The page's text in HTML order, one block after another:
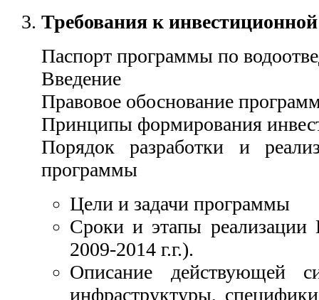
Требования к
Паспорт программы по
Введение
Правовое обоснование
Принципы формирования
Порядок разработки и
программы
Цели и задачи программы
Сроки и этапы
2009-2014 г.г.).
Описание действующей
инфраструктуры,